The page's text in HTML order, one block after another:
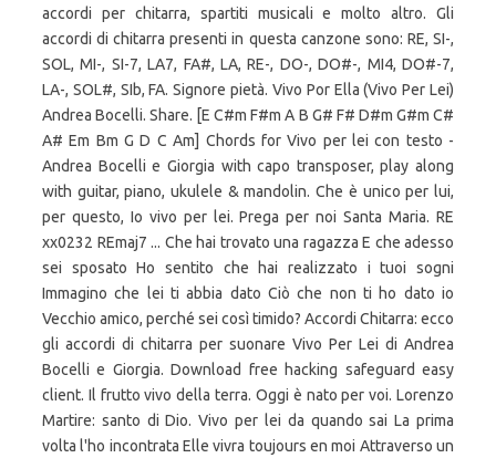
accordi per chitarra, spartiti musicali e molto altro. Gli
accordi di chitarra presenti in questa canzone sono: RE, SI-,
SOL, MI-, SI-7, LA7, FA#, LA, RE-, DO-, DO#-, MI4, DO#-7,
LA-, SOL#, SIb, FA. Signore pietà. Vivo Por Ella (Vivo Per Lei)
Andrea Bocelli. Share. [E C#m F#m A B G# F# D#m G#m C#
A# Em Bm G D C Am] Chords for Vivo per lei con testo -
Andrea Bocelli e Giorgia with capo transposer, play along
with guitar, piano, ukulele & mandolin. Che è unico per lui,
per questo, Io vivo per lei. Prega per noi Santa Maria. RE
xx0232 REmaj7 ... Che hai trovato una ragazza E che adesso
sei sposato Ho sentito che hai realizzato i tuoi sogni
Immagino che lei ti abbia dato Ciò che non ti ho dato io
Vecchio amico, perché sei così timido? Accordi Chitarra: ecco
gli accordi di chitarra per suonare Vivo Per Lei di Andrea
Bocelli e Giorgia. Download free hacking safeguard easy
client. Il frutto vivo della terra. Oggi è nato per voi. Lorenzo
Martire: santo di Dio. Vivo per lei da quando sai La prima
volta l'ho incontrata Elle vivra toujours en moi Attraverso un